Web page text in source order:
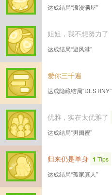
达成结局“浪漫满屋”
姐姐，我不想努力了
达成结局“避风港”
爱你三千遍
达成隐藏结局“DESTINY”
优雅，实在太优雅了
达成结局“男闺蜜”
归来仍是单身 1 Tips
达成结局“孤家寡人”